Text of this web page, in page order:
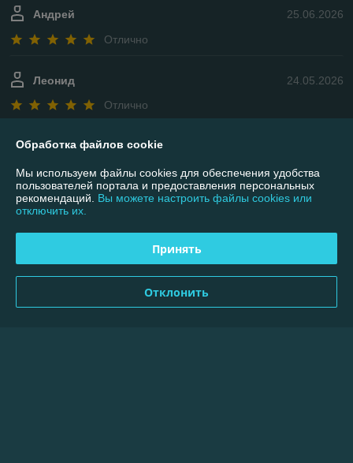
25.06.2026
Андрей
Отлично
24.05.2026
Леонид
Отлично
О нас
Доставка и оплата
Обработка файлов cookie
Мы используем файлы cookies для обеспечения удобства
пользователей портала и предоставления персональных
рекомендаций. Вы можете настроить файлы cookies или
отключить их.
Принять
Отклонить